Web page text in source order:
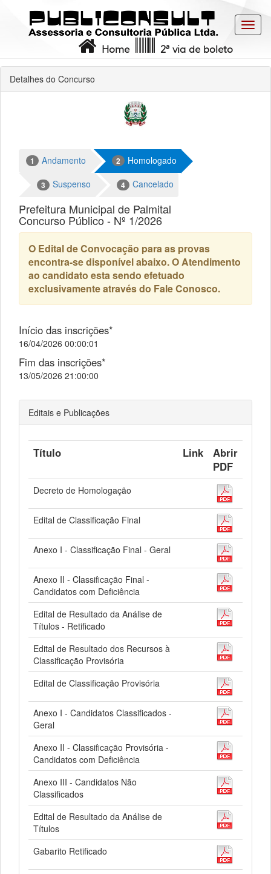
2ª via de boleto
Home
Detalhes do Concurso
1 Andamento 2 Homologado
3 Suspenso 4 Cancelado
Prefeitura Municipal de Palmital
Concurso Público - Nº 1/2026
O Edital de Convocação para as provas
encontra-se disponível abaixo. O Atendimento
ao candidato esta sendo efetuado
exclusivamente através do Fale Conosco.
Início das inscrições*
16/04/2026 00:00:01
Fim das inscrições*
13/05/2026 21:00:00
Editais e Publicações
Título Link
Abrir
PDF
Decreto de Homologação
Edital de Classificação Final
Anexo I - Classificação Final - Geral
Anexo II - Classificação Final -
Candidatos com Deficiência
Edital de Resultado da Análise de
Títulos - Retificado
Edital de Resultado dos Recursos à
Classificação Provisória
Edital de Classificação Provisória
Anexo I - Candidatos Classificados -
Geral
Anexo II - Classificação Provisória -
Candidatos com Deficiência
Anexo III - Candidatos Não
Classificados
Edital de Resultado da Análise de
Títulos
Gabarito Retificado